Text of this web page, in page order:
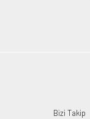
Bizi Takip